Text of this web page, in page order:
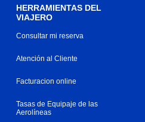
HERRAMIENTAS DEL
VIAJERO
Consultar mi reserva
Atención al Cliente
Facturacion online
Tasas de Equipaje de las
Aerolíneas